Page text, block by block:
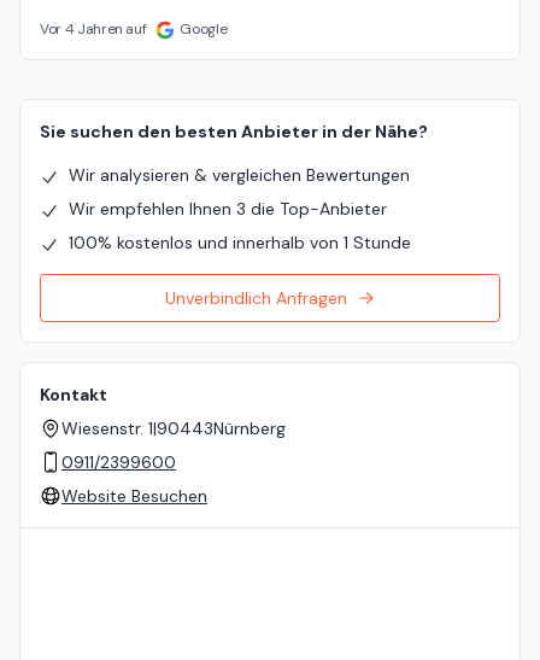
Vor 4 Jahren auf Google
Sie suchen den besten Anbieter in der Nähe?
Wir analysieren & vergleichen Bewertungen
Wir empfehlen Ihnen 3 die Top-Anbieter
100% kostenlos und innerhalb von 1 Stunde
Unverbindlich Anfragen
Kontakt
Wiesenstr. 1|90443Nürnberg
0911/2399600
Website Besuchen